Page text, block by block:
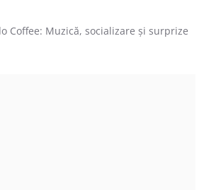
Coffee: Muzică, socializare și surprize